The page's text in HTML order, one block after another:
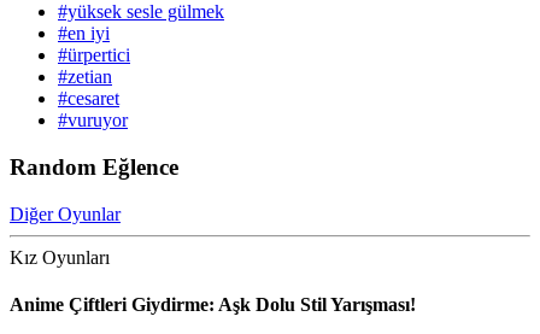
#yüksek sesle gülmek
#en iyi
#ürpertici
#zetian
#cesaret
#vuruyor
Random Eğlence
Diğer Oyunlar
Kız Oyunları
Anime Çiftleri Giydirme: Aşk Dolu Stil Yarışması!